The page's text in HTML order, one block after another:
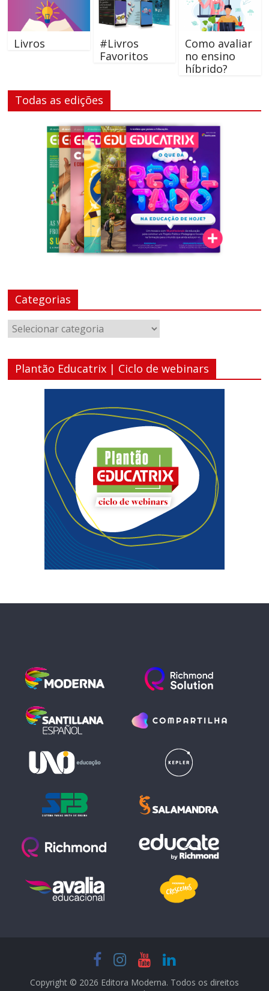
Livros
#Livros
Favoritos
Como avaliar
no ensino
híbrido?
Todas as edições
Categorias
Categorias
Plantão Educatrix | Ciclo de webinars
Copyright © 2026 Editora Moderna. Todos os direitos